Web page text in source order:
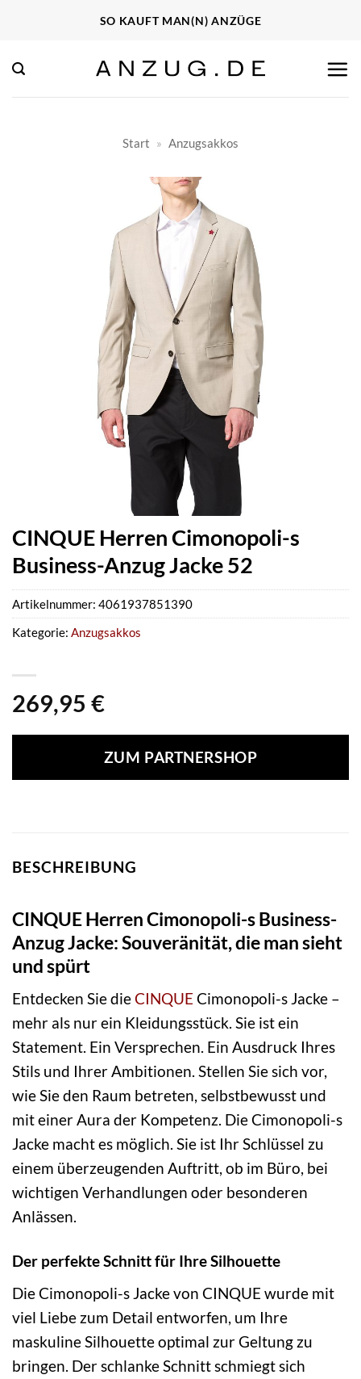
springen
SO KAUFT MAN(N) ANZÜGE
Start » Anzugsakkos
CINQUE Herren Cimonopoli-s
Business-Anzug Jacke 52
269,95 €
ZUM PARTNERSHOP
Artikelnummer: 4061937851390
Kategorie: Anzugsakkos
BESCHREIBUNG
CINQUE Herren Cimonopoli-s Business-
Anzug Jacke: Souveränität, die man sieht
und spürt
Entdecken Sie dieCINQUE Cimonopoli-s Jacke –
mehr als nur ein Kleidungsstück. Sie ist ein
Statement. Ein Versprechen. Ein Ausdruck Ihres
Stils und Ihrer Ambitionen. Stellen Sie sich vor,
wie Sie den Raum betreten, selbstbewusst und
mit einer Aura der Kompetenz. Die Cimonopoli-s
Jacke macht es möglich. Sie ist Ihr Schlüssel zu
einem überzeugenden Auftritt, ob im Büro, bei
wichtigen Verhandlungen oder besonderen
Anlässen.
Der perfekte Schnitt für Ihre Silhouette
Die Cimonopoli-s Jacke von CINQUE wurde mit
viel Liebe zum Detail entworfen, um Ihre
maskuline Silhouette optimal zur Geltung zu
bringen. Der schlanke Schnitt schmiegt sich